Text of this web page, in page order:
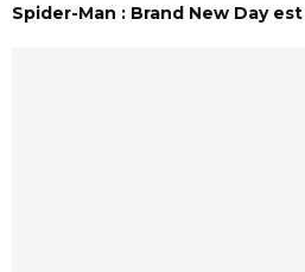
Spider-Man : Brand New Day